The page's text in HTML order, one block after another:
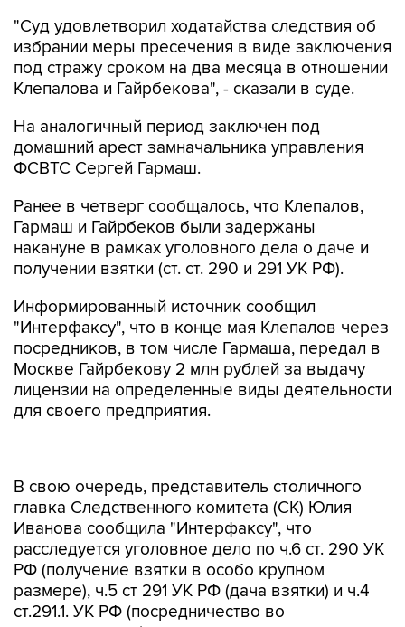
"Суд удовлетворил ходатайства следствия об
избрании меры пресечения в виде заключения
под стражу сроком на два месяца в отношении
Клепалова и Гайрбекова", - сказали в суде.
На аналогичный период заключен под
домашний арест замначальника управления
ФСВТС Сергей Гармаш.
Ранее в четверг сообщалось, что Клепалов,
Гармаш и Гайрбеков были задержаны
накануне в рамках уголовного дела о даче и
получении взятки (ст. ст. 290 и 291 УК РФ).
Информированный источник сообщил
"Интерфаксу", что в конце мая Клепалов через
посредников, в том числе Гармаша, передал в
Москве Гайрбекову 2 млн рублей за выдачу
лицензии на определенные виды деятельности
для своего предприятия.
Иванова сообщила "Интерфаксу", что
расследуется уголовное дело по ч.6 ст. 290 УК
РФ (получение взятки в особо крупном
размере), ч.5 ст 291 УК РФ (дача взятки) и ч.4
ст.291.1. УК РФ (посредничество во
взяточничестве) в отношении сотрудника
Минпромторга и трех посредников.